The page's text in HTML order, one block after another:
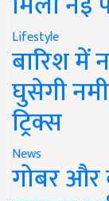
Lifestyle
बारिश में
घुसेगी
ट्रिक्स
News
गोबर और